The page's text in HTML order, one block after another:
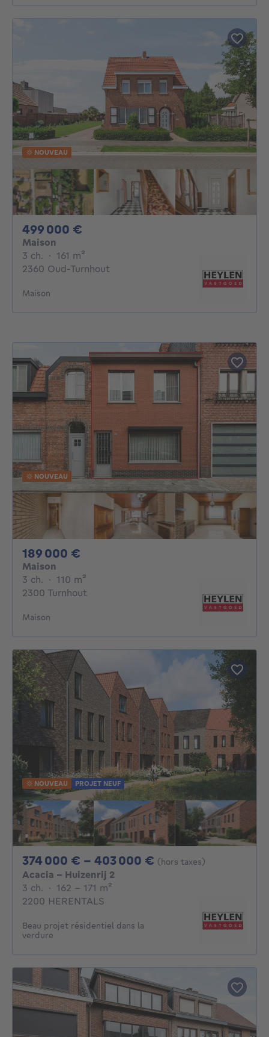
NOUVEAU
499 000 €
Maison
3 ch. 3 chambres
· 161 m²
2360 Oud-Turnhout
Maison
NOUVEAU
189 000 €
Maison
3 ch. 3 chambres
· 110 m²
2300 Turnhout
Maison
NOUVEAU PROJET NEUF
374 000 € - 403 000 € De 374000€ À
(hors taxes)
Acacia - Huizenrij 2
3 ch. 3 chambres
· 162 - 171 m²
2200 HERENTALS
Beau projet résidentiel dans la
verdure